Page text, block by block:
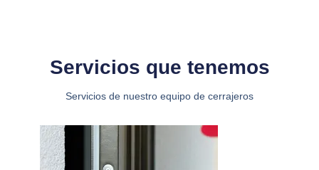
Servicios que tenemos
Servicios de nuestro equipo de cerrajeros